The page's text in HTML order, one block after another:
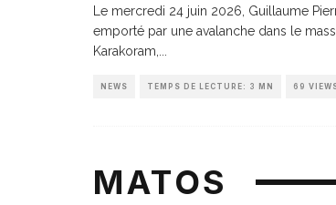
Le mercredi 24 juin 2026, Guillaume
emporté par une avalanche dans le
Karakoram,
NEWS TEMPS DE LECTURE: 3 MN 69
MATOS